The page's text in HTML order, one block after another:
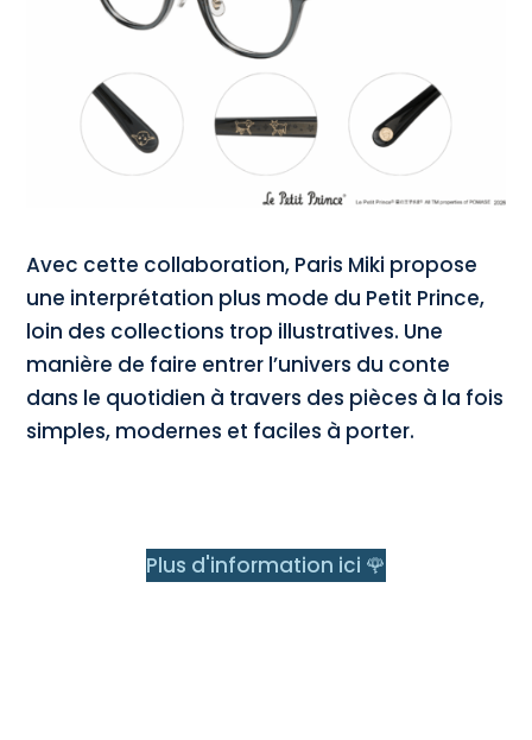
Avec cette collaboration, Paris Miki propose
une interprétation plus mode du Petit Prince,
loin des collections trop illustratives. Une
manière de faire entrer l’univers du conte
dans le quotidien à travers des pièces à la fois
simples, modernes et faciles à porter.
Plus d'information ici 🌹